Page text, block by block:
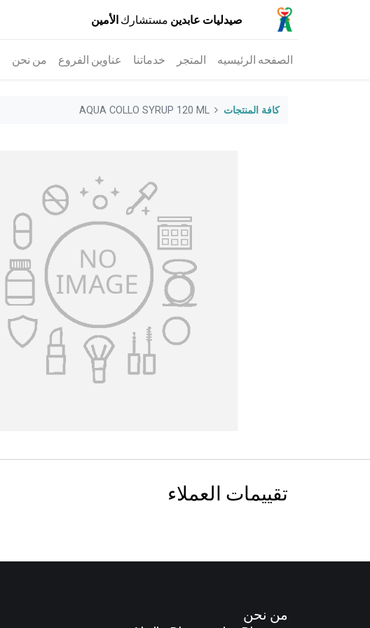
صيدليات عابدين مستشارك الأمين
الصفحه الرئيسيه المتجر خدماتنا عناوين الفروع من نحن
كافة المنتجات AQUA COLLO SYRUP 120 ML
تقييمات العملاء
من نحن